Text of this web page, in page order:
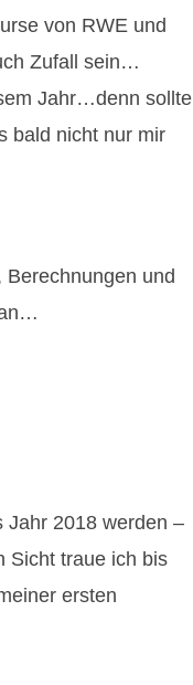
von RWE und
Zufall sein…
Jahr…denn sollte
bald nicht nur mir
und
Jahr 2018 werden –
Sicht traue ich bis
ersten